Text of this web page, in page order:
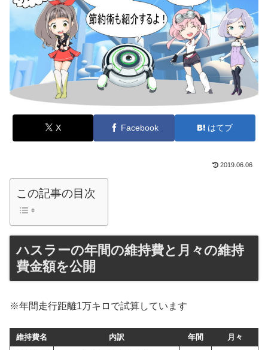
X Facebook はてブ
2019.06.06
この記事の目次
ハスラーの年間の維持費と月々の維持
費金額を公開
※年間走行距離1万キロで試算しています
維持費名 内訳 年間
月々